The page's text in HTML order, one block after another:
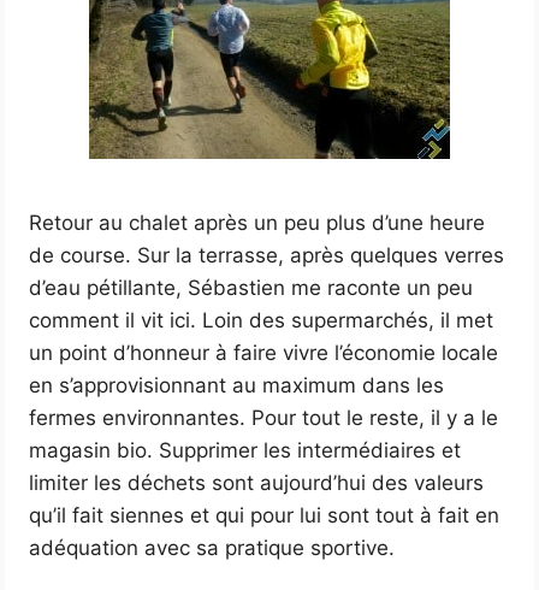
Retour au chalet après un peu plus d’une heure
de course. Sur la terrasse, après quelques verres
d’eau pétillante, Sébastien me raconte un peu
comment il vit ici. Loin des supermarchés, il met
un point d’honneur à faire vivre l’économie locale
en s’approvisionnant au maximum dans les
fermes environnantes. Pour tout le reste, il y a le
magasin bio. Supprimer les intermédiaires et
limiter les déchets sont aujourd’hui des valeurs
qu’il fait siennes et qui pour lui sont tout à fait en
adéquation avec sa pratique sportive.